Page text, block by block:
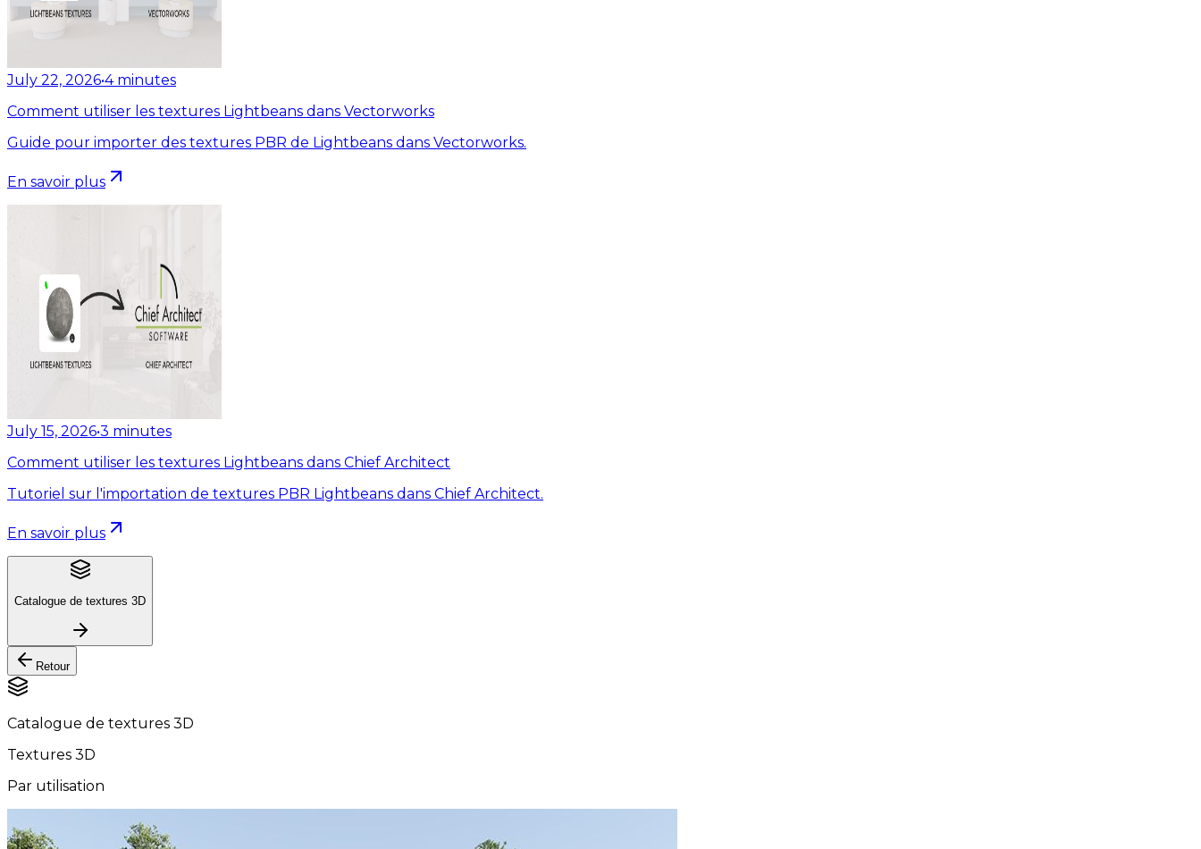
July 22, 2026•4 minutes
Comment utiliser les textures Lightbeans dans Vectorworks
Guide pour importer des textures PBR de Lightbeans dans Vectorworks.
En savoir plus
July 15, 2026•3 minutes
Comment utiliser les textures Lightbeans dans Chief Architect
Tutoriel sur l'importation de textures PBR Lightbeans dans Chief Architect.
En savoir plus
Catalogue de textures 3D
Retour
Catalogue de textures 3D
Textures 3D
Par utilisation